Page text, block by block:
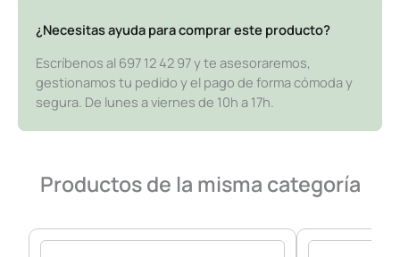
¿Necesitas ayuda para comprar este producto?
Escríbenos al 697 12 42 97 y te asesoraremos,
gestionamos tu pedido y el pago de forma cómoda y
segura. De lunes a viernes de 10h a 17h.
Productos de la misma categoría